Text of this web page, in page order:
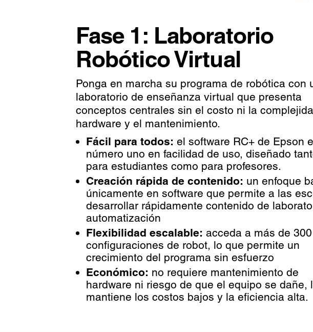
Fase 1: Laboratorio
Robótico Virtual
Ponga en marcha su programa de robótica con
laboratorio de enseñanza virtual que presenta
conceptos centrales sin el costo ni la
hardware y el mantenimiento.
Fácil para todos: el software RC+ de Epson
número uno en facilidad de uso, diseñado
para estudiantes como para profesores.
Creación rápida de contenido: un enfoque
únicamente en software que permite a las
desarrollar rápidamente contenido de
automatización
Flexibilidad escalable: acceda a más de 300
configuraciones de robot, lo que permite un
crecimiento del programa sin esfuerzo
Económico: no requiere mantenimiento de
hardware ni riesgo de que el equipo se dañe,
mantiene los costos bajos y la eficiencia alta.